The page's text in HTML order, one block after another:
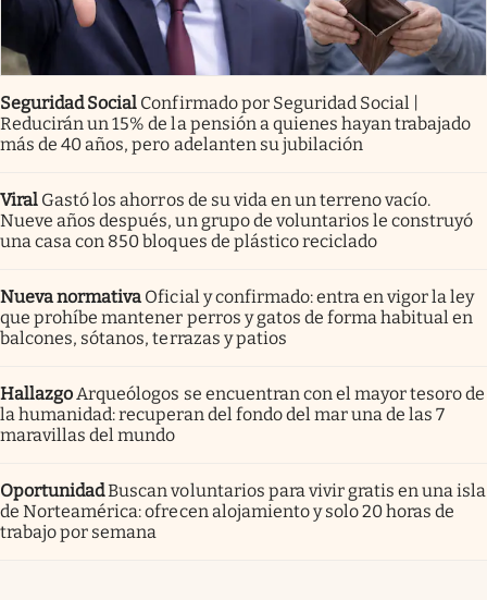
Seguridad Social Confirmado por Seguridad Social |
Reducirán un 15% de la pensión a quienes hayan trabajado
más de 40 años, pero adelanten su jubilación
Viral Gastó los ahorros de su vida en un terreno vacío.
Nueve años después, un grupo de voluntarios le construyó
una casa con 850 bloques de plástico reciclado
Nueva normativa Oficial y confirmado: entra en vigor la ley
que prohíbe mantener perros y gatos de forma habitual en
balcones, sótanos, terrazas y patios
Hallazgo Arqueólogos se encuentran con el mayor tesoro de
la humanidad: recuperan del fondo del mar una de las 7
maravillas del mundo
OportunidadBuscan voluntarios para vivir gratis en una isla
de Norteamérica: ofrecen alojamiento y solo 20 horas de
trabajo por semana